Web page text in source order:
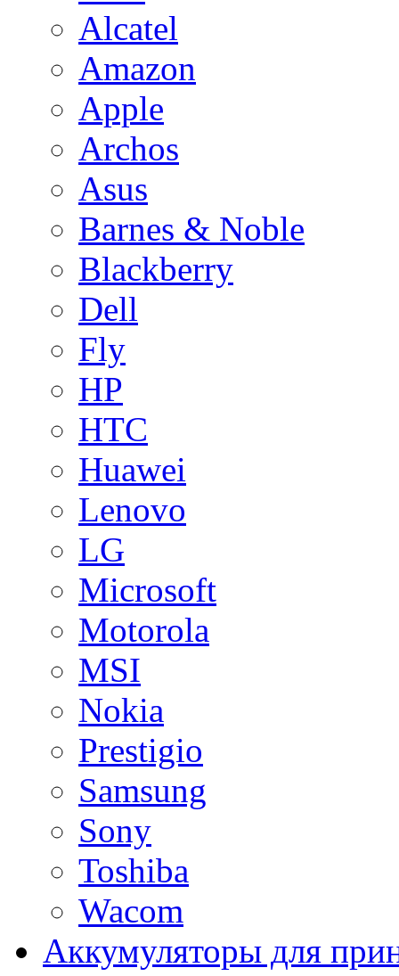
Alcatel
Amazon
Apple
Archos
Asus
Barnes & Noble
Blackberry
Dell
Fly
HP
HTC
Huawei
Lenovo
LG
Microsoft
Motorola
MSI
Nokia
Prestigio
Samsung
Sony
Toshiba
Wacom
Аккумуляторы для